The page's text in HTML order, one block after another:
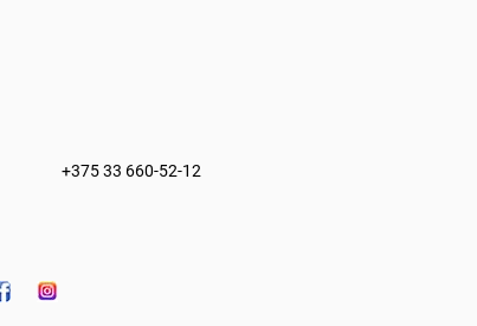
+375 33 660-52-12